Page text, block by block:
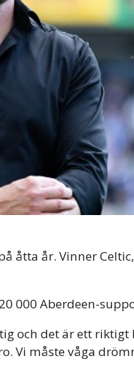
åtta år. Vinner
000 Aberdeen-
och det är ett
Vi måste våga